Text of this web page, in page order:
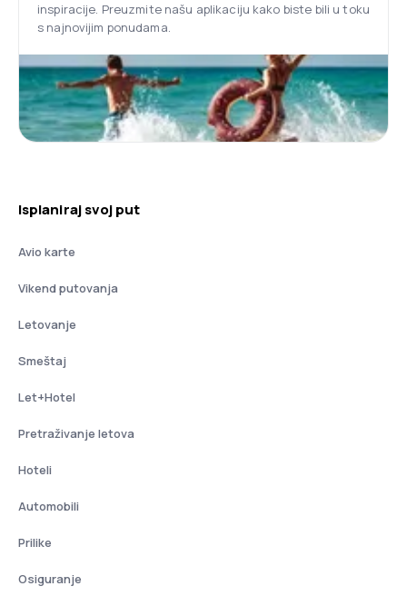
inspiracije. Preuzmite našu aplikaciju kako biste bili u toku
s najnovijim ponudama.
Isplaniraj svoj put
Avio karte
Vikend putovanja
Letovanje
Smeštaj
Let+Hotel
Pretraživanje letova
Hoteli
Automobili
Prilike
Osiguranje